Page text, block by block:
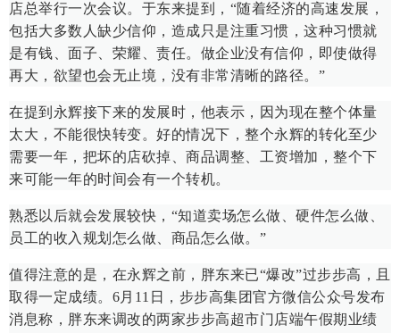
店总举行一次会议。于东来提到，“随着经济的高速发展，
包括大多数人缺少信仰，造成只是注重习惯，这种习惯就
是有钱、面子、荣耀、责任。做企业没有信仰，即使做得
再大，欲望也会无止境，没有非常清晰的路径。”
在提到永辉接下来的发展时，他表示，因为现在整个体量
太大，不能很快转变。好的情况下，整个永辉的转化至少
需要一年，把坏的店砍掉、商品调整、工资增加，整个下
来可能一年的时间会有一个转机。
熟悉以后就会发展较快，“知道卖场怎么做、硬件怎么做、
员工的收入规划怎么做、商品怎么做。”
值得注意的是，在永辉之前，胖东来已“爆改”过步步高，且
取得一定成绩。6月11日，步步高集团官方微信公众号发布
消息称，胖东来调改的两家步步高超市门店端午假期业绩